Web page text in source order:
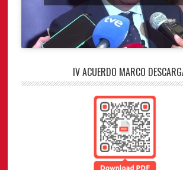
IV ACUERDO MARCO